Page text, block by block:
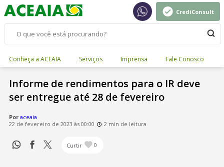
CrediConsult
Conheça a ACEAIA Serviços Imprensa Fale Conosco
Informe de rendimentos para o IR deve
ser entregue até 28 de fevereiro
Por aceaia
22 de fevereiro de 2023 às 00:00
2 min de leitura
Curtir 0